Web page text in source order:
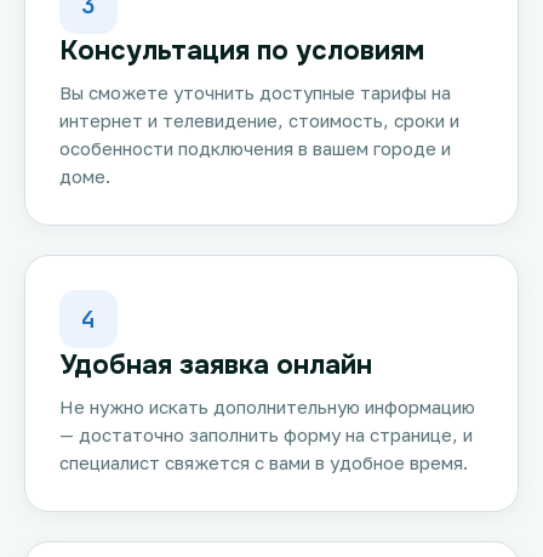
Консультация по условиям
Вы сможете уточнить доступные тарифы на
интернет и телевидение, стоимость, сроки и
особенности подключения в вашем городе и
доме.
4
Удобная заявка онлайн
Не нужно искать дополнительную информацию
— достаточно заполнить форму на странице, и
специалист свяжется с вами в удобное время.